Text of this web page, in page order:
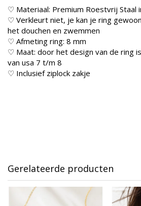
♡ Materiaal: Premium Roestvrij Staal
♡ Verkleurt niet, je kan je ring
het douchen en zwemmen
♡ Afmeting ring: 8 mm
♡ Maat: door het design van de ring
van usa 7 t/m 8
♡ Inclusief ziplock zakje
Gerelateerde producten